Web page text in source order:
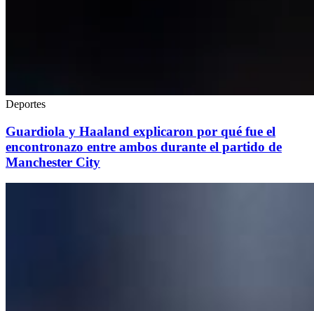
Deportes
Guardiola y Haaland explicaron por qué fue el
encontronazo entre ambos durante el partido de
Manchester City